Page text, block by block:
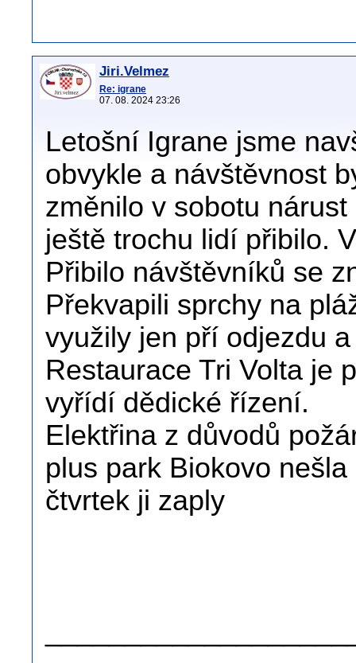
Jiri.Velmez
Re: igrane
07. 08. 2024 23:26
Letošní Igrane jsme
obvykle a návštěvnost
změnilo v sobotu
ještě trochu lidí přibilo.
Přibilo návštěvníků se
Překvapili sprchy na
využily jen pří odjezdu
Restaurace Tri Volta je
vyřídí dědické řízení.
Elektřina z důvodů
plus park Biokovo
čtvrtek ji zaply